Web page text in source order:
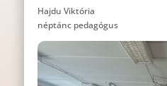
Hajdu Viktória
néptánc pedagógus